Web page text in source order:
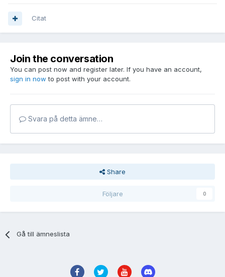
Citat
Join the conversation
You can post now and register later. If you have an account,
sign in now to post with your account.
Svara på detta ämne…
Share
Följare 0
Gå till ämneslista